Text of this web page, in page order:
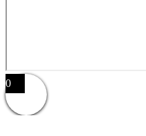
0